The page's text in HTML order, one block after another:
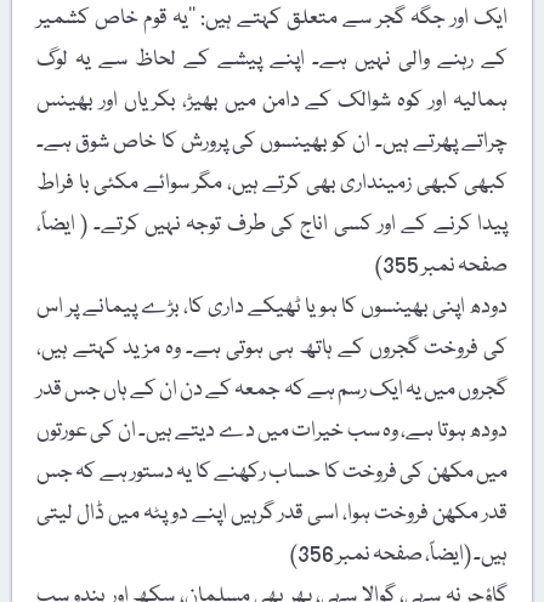
ایک اور جگہ گجر سے متعلق کہتے ہیں: ’’یہ قوم خاص کشمیر
کے رہنے والی نہیں ہے۔ اپنے پیشے کے لحاظ سے یہ لوگ
ہمالیہ اور کوہ شوالک کے دامن میں بھیڑ، بکریاں اور بھینس
چراتے پھرتے ہیں۔ ان کو بھینسوں کی پرورش کا خاص شوق ہے۔
کبھی کبھی زمینداری بھی کرتے ہیں، مگر سوائے مکئی با فراط
پیدا کرنے کے اور کسی اناج کی طرف توجہ نہیں کرتے۔ ( ایضاً،
صفحہ نمبر 355)
دودھ اپنی بھینسوں کا ہو یا ٹھیکے داری کا، بڑے پیمانے پر اس
کی فروخت گجروں کے ہاتھ ہی ہوتی ہے۔ وہ مزید کہتے ہیں،
گجروں میں یہ ایک رسم ہے کہ جمعہ کے دن ان کے ہاں جس قدر
دودھ ہوتا ہے، وہ سب خیرات میں دے دیتے ہیں۔ ان کی عورتوں
میں مکھن کی فروخت کا حساب رکھنے کا یہ دستور ہے کہ جس
قدر مکھن فروخت ہوا، اسی قدر گرہیں اپنے دوپٹہ میں ڈال لیتی
ہیں۔ (ایضاً، صفحہ نمبر 356)